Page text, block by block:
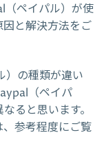
（ペイパル）が使
と解決方法をご
）の種類が違い
（ペイパ
ると思います。
参考程度にご覧